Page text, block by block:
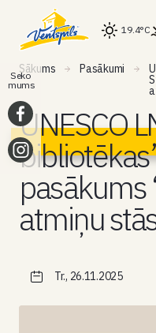
19.4°C
Sākums Pasākumi
UNESCO
pasākums
atmiņu
Tr., 26.11.2025
Seko
mums